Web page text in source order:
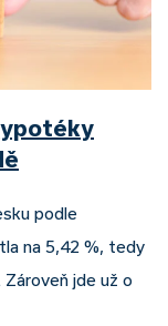
podle
na 5,42 %, tedy
jde už o